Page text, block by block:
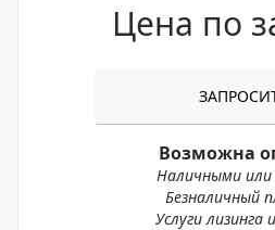
Цена по
Возможна
Наличными
Безналичный
Услуги лизинга